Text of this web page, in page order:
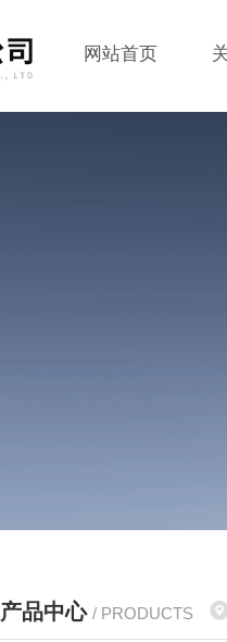
网站首页
产品中心 / PRODUCTS